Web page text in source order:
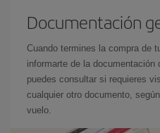
Documentación
Cuando termines la compra de
informarte de la documentación
puedes consultar si requieres
cualquier otro documento,
vuelo.